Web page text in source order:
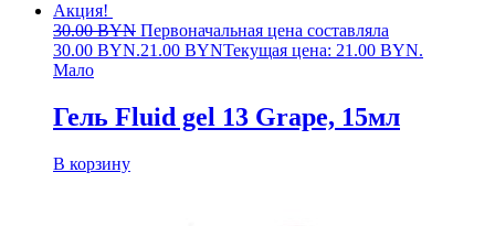
Акция!
30.00BYN Первоначальная цена составляла
30.00 BYN.21.00 BYNТекущая цена: 21.00 BYN.
Мало
Гель Fluid gel 13 Grape, 15мл
В корзину